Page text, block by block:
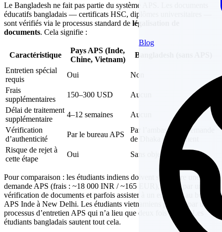
Blog
Le Bangladesh ne fait pas partie du système APS. Les documents
éducatifs bangladais — certificats HSC, diplômes universitaires —
sont vérifiés via le processus standard de légalisation de
documents. Cela signifie :
Caractéristique
Pays APS (Inde,
Chine, Vietnam)
Bangladesh (sans APS)
Entretien spécial
requis
Oui
Non
Frais
supplémentaires
150–300 USD
Aucun
Délai de traitement
supplémentaire
4–12 semaines
Aucun
Vérification
d’authenticité
Par le bureau APS
Par l’ambassade allemande
de Dhaka directement
Risque de rejet à
cette étape
Oui Sans objet
Pour comparaison : les étudiants indiens doivent soumettre une
demande APS (frais : ~18 000 INR / ~165 EUR), passer par une
vérification de documents et parfois assister à un entretien au bureau
APS Inde à New Delhi. Les étudiants vietnamiens passent par un
processus d’entretien APS qui n’a lieu que deux fois par an. Les
étudiants bangladais sautent tout cela.